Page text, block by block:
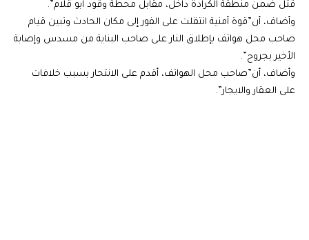
قتل ضمن منطقة الكرادة داخل، مقابل محطة وقود ابو قلام”.
وأضاف، أن”قوة أمنية انتقلت على الفور إلى مكان الحادث وتبين قيام
صاحب محل هواتف بإطلاق النار على صاحب البناية من مسدس وإصابة
الأخير بجروح”.
وأضاف، أن”صاحب محل الهواتف، أقدم على الانتحار بسبب خلافات
على العقار والايجار”.